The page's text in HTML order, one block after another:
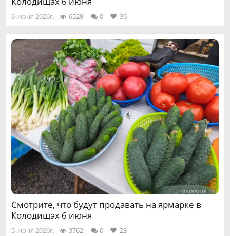
6 июня 2026г. 6529 0 36
Смотрите, что будут продавать на ярмарке в
Колодищах 6 июня
5 июня 2026г. 3762 0 23